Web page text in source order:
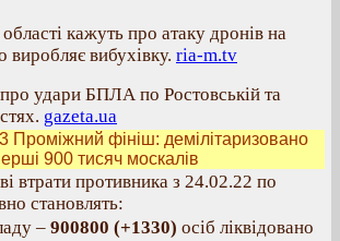
кажуть про атаку дронів на
виробляє вибухівку. ria-m.tv
удари БПЛА по Ростовській та
gazeta.ua
Проміжний фініш: демілітаризовано
900 тисяч москалів
втрати противника з 24.02.22 по
становлять:
‒ 900800 (+1330) осіб ліквідовано